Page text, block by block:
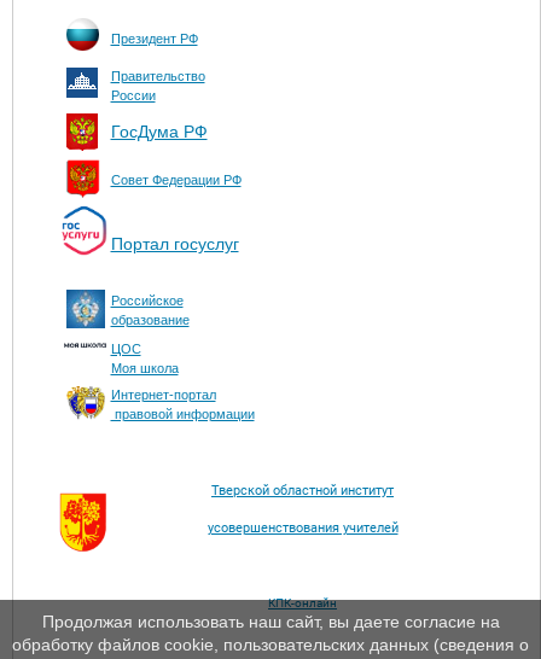
Президент РФ
Правительство
России
ГосДума РФ
Совет Федерации РФ
Портал госуслуг
Российское
образование
ЦОС
Моя школа
Интернет-портал
правовой информации
Тверской областной институт
усовершенствования учителей
КПК-онлайн
Продолжая использовать наш сайт, вы даете согласие на
обработку файлов cookie, пользовательских данных (сведения о